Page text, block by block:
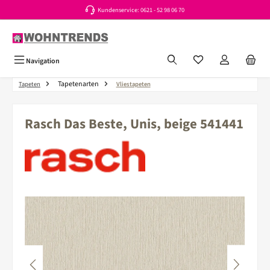
Kundenservice: 0621 - 52 98 06 70
Navigation Du hast 0 Produkte
Tapeten Tapetenarten Vliestapeten
Rasch Das Beste, Unis, beige 541441
Bildergalerie überspringen